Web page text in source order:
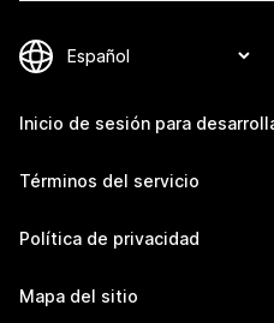
Inicio de sesión para
Términos del servicio
Política de privacidad
Mapa del sitio